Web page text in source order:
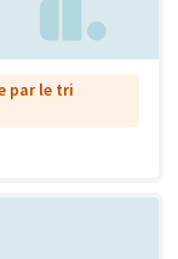
par le tri